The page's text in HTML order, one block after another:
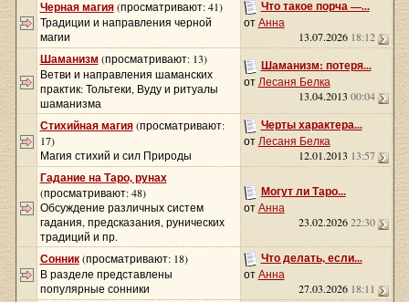
Черная магия (просматривают: 41)
Традиции и направления черной
магии
Что такое порча —...
отАнна
13.07.2026 18:12
Шаманизм (просматривают: 13)
Ветви и направления шаманских
практик: Тольтеки, Вуду и ритуалы
шаманизма
Шаманизм: потеря...
отЛесаня Белка
13.04.2013 00:04
Стихийная магия (просматривают:
17)
Магия стихий и сил Природы
Черты характера...
отЛесаня Белка
12.01.2013 13:57
Гадание на Таро, рунах
(просматривают: 48)
Обсуждение различных систем
гадания, предсказания, рунических
традиций и пр.
Могут ли Таро...
отАнна
23.02.202622:30
Сонник (просматривают: 18)
В разделе представлены
популярные сонники
Что делать, если...
отАнна
27.03.2026 18:11